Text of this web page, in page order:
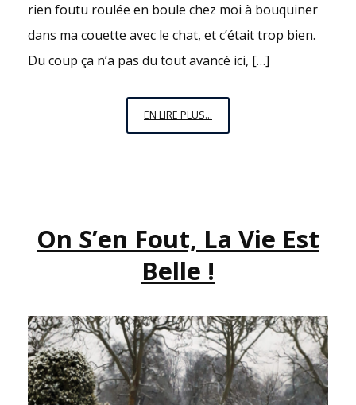
rien foutu roulée en boule chez moi à bouquiner
dans ma couette avec le chat, et c’était trop bien.
Du coup ça n’a pas du tout avancé ici, […]
EN LIRE PLUS...
(IN
PARTIE
2
On S’en Fout, La Vie Est
Belle !